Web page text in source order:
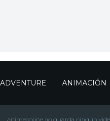
ANIMACIÓN
animeonline no guarda ningún